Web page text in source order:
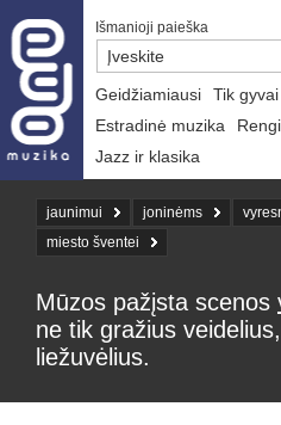
Išmanioji paieška
Geidžiamiausi Tik gyvai
Estradinė muzika
Jazz ir klasika
jaunimui joninėms
miesto šventei
Mūzos pažįsta scenos
ne tik gražius
liežuvėlius.